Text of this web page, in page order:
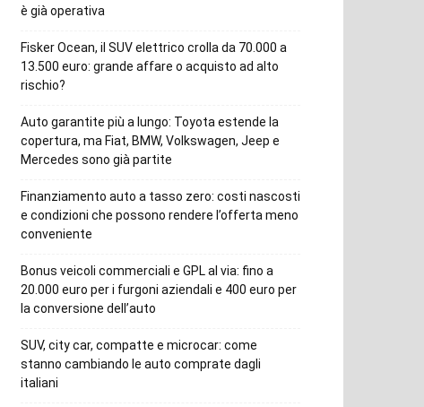
è già operativa
Fisker Ocean, il SUV elettrico crolla da 70.000 a
13.500 euro: grande affare o acquisto ad alto
rischio?
Auto garantite più a lungo: Toyota estende la
copertura, ma Fiat, BMW, Volkswagen, Jeep e
Mercedes sono già partite
Finanziamento auto a tasso zero: costi nascosti
e condizioni che possono rendere l’offerta meno
conveniente
Bonus veicoli commerciali e GPL al via: fino a
20.000 euro per i furgoni aziendali e 400 euro per
la conversione dell’auto
SUV, city car, compatte e microcar: come
stanno cambiando le auto comprate dagli
italiani